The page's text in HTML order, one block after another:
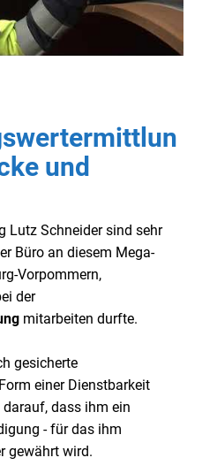
und
Lutz Schneider sind sehr
Büro an diesem Mega-
Vorpommern,
der
mitarbeiten durfte.
gesicherte
einer Dienstbarkeit
dass ihm ein
- für das ihm
gewährt wird.